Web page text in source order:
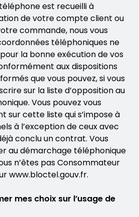
est recueilli à
de votre compte client ou
commande, nous vous
téléphoniques ne
la bonne exécution de vos
aux dispositions
que vous pouvez, si vous
sur la liste d’opposition au
Vous pouvez vous
sur cette liste qui s’impose à
à l’exception de ceux avec
conclu un contrat. Vous
au démarchage téléphonique
n’êtes pas Consommateur
www.bloctel.gouv.fr.
mes choix sur l’usage de